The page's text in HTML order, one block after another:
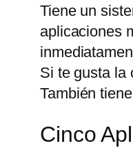
Tiene un
aplicaciones
Si te gusta la
También
Cinco